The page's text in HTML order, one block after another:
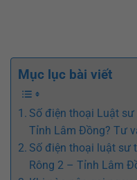
Mục lục bài viết
Số điện thoại Luật
Tỉnh Lâm Đồng? Tư
Số điện thoại luật sư
Rông 2 – Tỉnh Lâm